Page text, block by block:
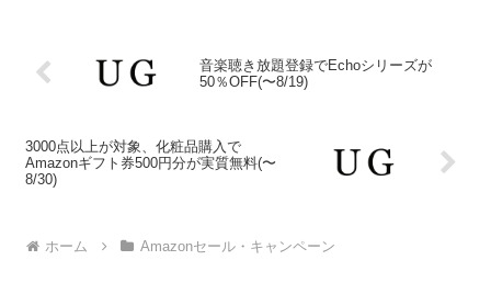
音楽聴き放題登録でEchoシリーズが
50％OFF(〜8/19)
3000点以上が対象、化粧品購入で
Amazonギフト券500円分が実質無料(〜
8/30)
ホーム Amazonセール・キャンペーン